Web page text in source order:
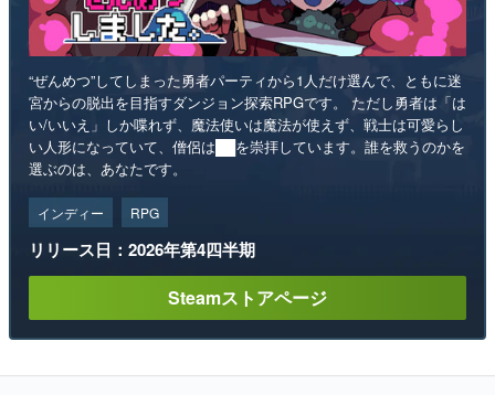
“ぜんめつ”してしまった勇者パーティから1人だけ選んで、ともに迷
宮からの脱出を目指すダンジョン探索RPGです。 ただし勇者は「は
い/いいえ」しか喋れず、魔法使いは魔法が使えず、戦士は可愛らし
い人形になっていて、僧侶は██を崇拝しています。誰を救うのかを
選ぶのは、あなたです。
インディー RPG
リリース日：2026年第4四半期
Steamストアページ